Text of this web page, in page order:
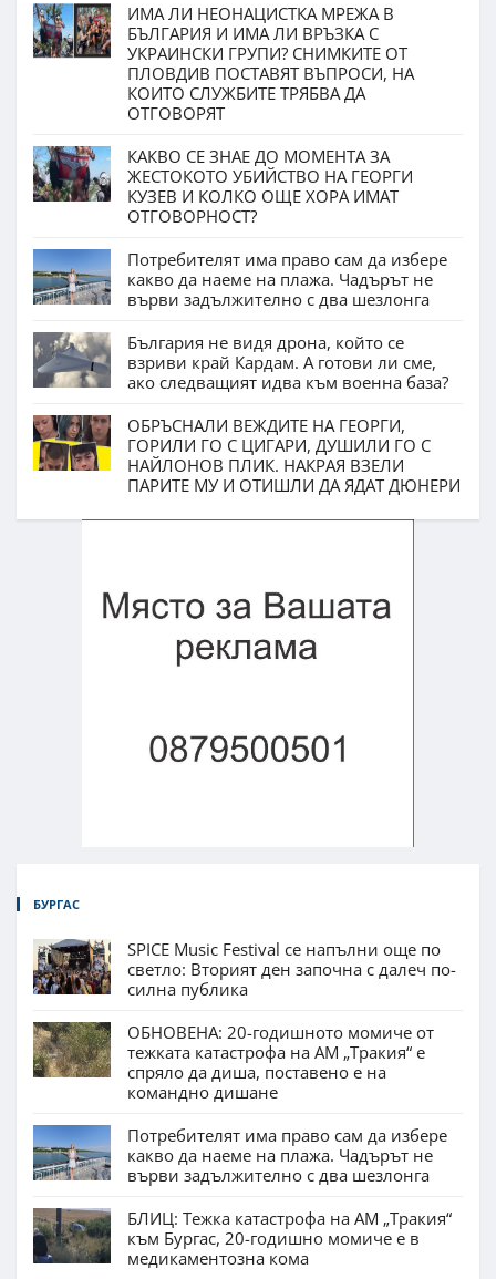
ИМА ЛИ НЕОНАЦИСТКА МРЕЖА В
БЪЛГАРИЯ И ИМА ЛИ ВРЪЗКА С
УКРАИНСКИ ГРУПИ? СНИМКИТЕ ОТ
ПЛОВДИВ ПОСТАВЯТ ВЪПРОСИ, НА
КОИТО СЛУЖБИТЕ ТРЯБВА ДА
ОТГОВОРЯТ
КАКВО СЕ ЗНАЕ ДО МОМЕНТА ЗА
ЖЕСТОКОТО УБИЙСТВО НА ГЕОРГИ
КУЗЕВ И КОЛКО ОЩЕ ХОРА ИМАТ
ОТГОВОРНОСТ?
Потребителят има право сам да избере
какво да наеме на плажа. Чадърът не
върви задължително с два шезлонга
България не видя дрона, който се
взриви край Кардам. А готови ли сме,
ако следващият идва към военна база?
ОБРЪСНАЛИ ВЕЖДИТЕ НА ГЕОРГИ,
ГОРИЛИ ГО С ЦИГАРИ, ДУШИЛИ ГО С
НАЙЛОНОВ ПЛИК. НАКРАЯ ВЗЕЛИ
ПАРИТЕ МУ И ОТИШЛИ ДА ЯДАТ ДЮНЕРИ
БУРГАС
SPICE Music Festival се напълни още по
светло: Вторият ден започна с далеч по-
силна публика
ОБНОВЕНА: 20-годишното момиче от
тежката катастрофа на АМ „Тракия“ е
спряло да диша, поставено е на
командно дишане
Потребителят има право сам да избере
какво да наеме на плажа. Чадърът не
върви задължително с два шезлонга
БЛИЦ: Тежка катастрофа на АМ „Тракия“
към Бургас, 20-годишно момиче е в
медикаментозна кома